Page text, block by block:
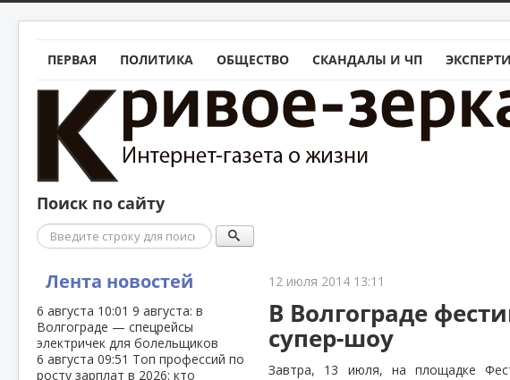
ПЕРВАЯ ПОЛИТИКА ОБЩЕСТВО СКАНДАЛЫ И ЧП
Поиск по сайту
Поиск
Лента новостей
6 августа 10:01 9 августа: в
Волгограде — спецрейсы
электричек для болельщиков
6 августа 09:51 Топ профессий по
росту зарплат в 2026: кто
12 июля 2014 13:11
В Волгограде
супер-шоу
Завтра, 13 июля, на площадке